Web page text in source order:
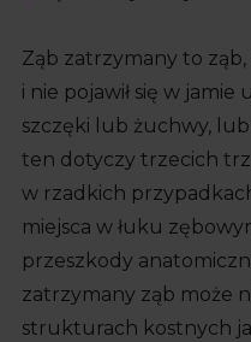
Ząb zatrzymany to ząb,
i nie pojawił się w
szczęki lub żuchwy,
ten dotyczy trzecich
w rzadkich
miejsca w łuku
przeszkody
zatrzymany ząb może
strukturach kostnych